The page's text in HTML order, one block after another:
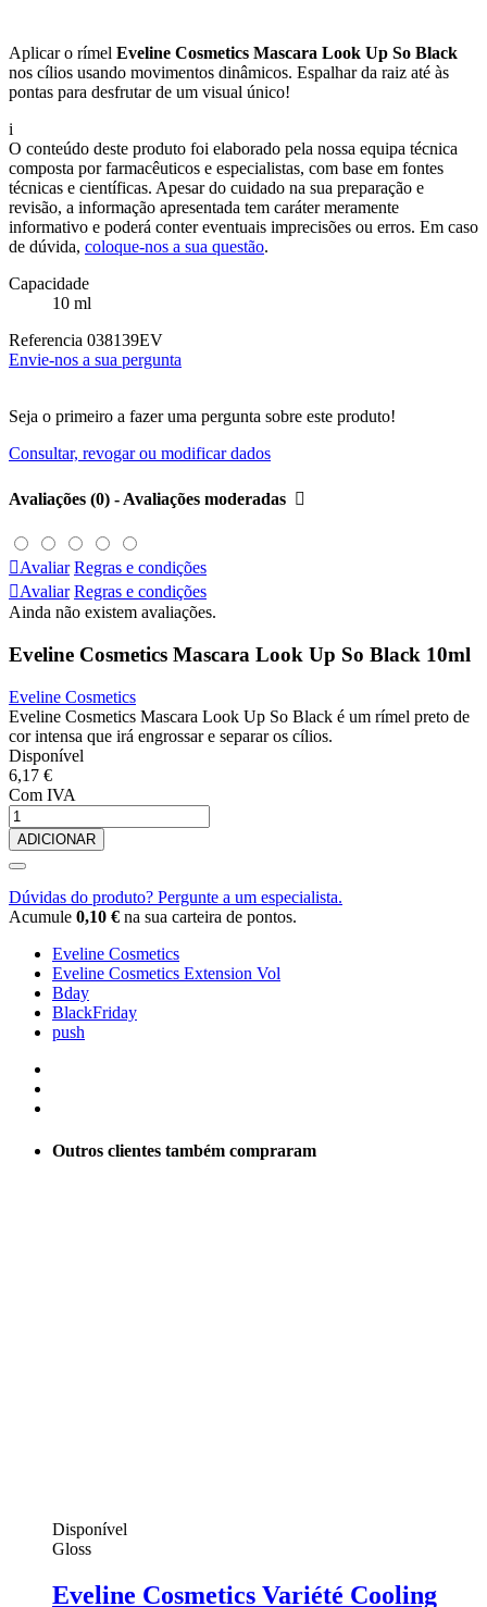
Aplicar o rímel Eveline Cosmetics Mascara Look Up So Black
nos cílios usando movimentos dinâmicos. Espalhar da raiz até às
pontas para desfrutar de um visual único!
i
O conteúdo deste produto foi elaborado pela nossa equipa técnica
composta por farmacêuticos e especialistas, com base em fontes
técnicas e científicas. Apesar do cuidado na sua preparação e
revisão, a informação apresentada tem caráter meramente
informativo e poderá conter eventuais imprecisões ou erros. Em caso
de dúvida, coloque-nos a sua questão.
Capacidade
10 ml
Referencia 038139EV
Envie-nos a sua pergunta
Seja o primeiro a fazer uma pergunta sobre este produto!
Consultar, revogar ou modificar dados
Avaliações (0) - Avaliações moderadas 
Avaliar Regras e condições
Avaliar Regras e condições
Ainda não existem avaliações.
Eveline Cosmetics Mascara Look Up So Black 10ml
Eveline Cosmetics
Eveline Cosmetics Mascara Look Up So Black é um rímel preto de
cor intensa que irá engrossar e separar os cílios.
Disponível
6,17 €
Com IVA
ADICIONAR
Dúvidas do produto? Pergunte a um especialista.
Acumule 0,10 € na sua carteira de pontos.
Eveline Cosmetics
Eveline Cosmetics Extension Vol
Bday
BlackFriday
push
Outros clientes também compraram
Disponível
Gloss
Eveline Cosmetics Variété Cooling